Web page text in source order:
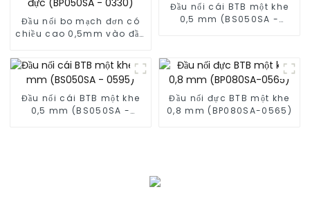
Đầu nối bo mạch đơn có
chiều cao 0,5mm vào đầu
Đầu nối cái BTB một khe
0,5 mm (BS050SA -
Đầu nối cái BTB một khe
0,5 mm (BS050SA -
Đầu nối đực BTB một khe
0,8 mm (BP080SA-0565)